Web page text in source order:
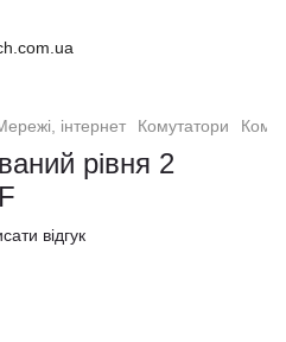
інтернет Комутатори
рівня 2
відгук